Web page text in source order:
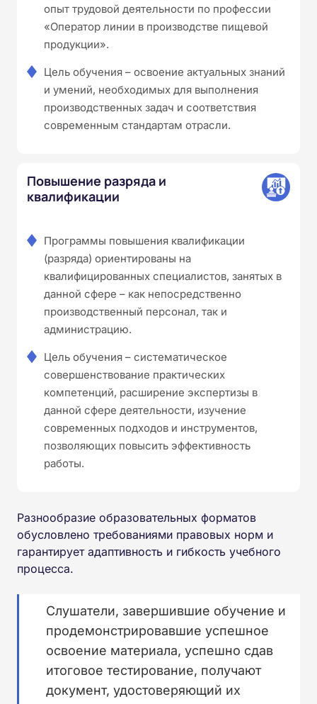
опыт трудовой деятельности по профессии
«Оператор линии в производстве пищевой
продукции».
Цель обучения – освоение актуальных знаний
и умений, необходимых для выполнения
производственных задач и соответствия
современным стандартам отрасли.
Повышение разряда и
квалификации
Программы повышения квалификации
(разряда) ориентированы на
квалифицированных специалистов, занятых в
данной сфере – как непосредственно
производственный персонал, так и
администрацию.
Цель обучения – систематическое
совершенствование практических
компетенций, расширение экспертизы в
данной сфере деятельности, изучение
современных подходов и инструментов,
позволяющих повысить эффективность
работы.
Разнообразие образовательных форматов
обусловлено требованиями правовых норм и
гарантирует адаптивность и гибкость учебного
процесса.
Слушатели, завершившие обучение и
продемонстрировавшие успешное
освоение материала, успешно сдав
итоговое тестирование, получают
документ, удостоверяющий их